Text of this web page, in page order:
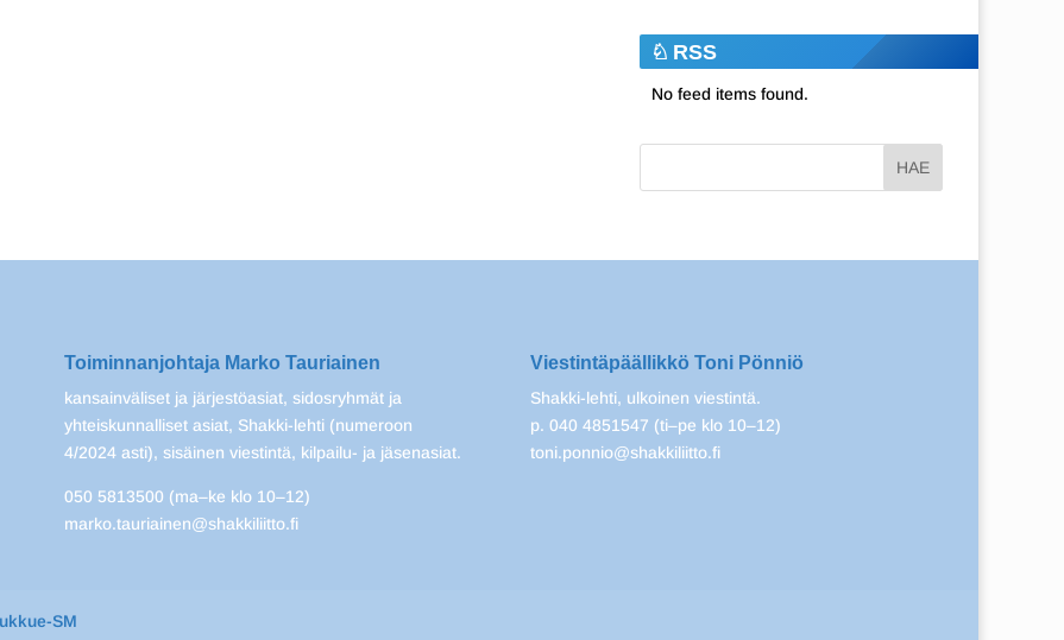
RSS
No feed items found.
Toiminnanjohtaja Marko Tauriainen
kansainväliset ja järjestöasiat, sidosryhmät ja
yhteiskunnalliset asiat, Shakki-lehti (numeroon
4/2024 asti), sisäinen viestintä, kilpailu- ja jäsenasiat.
050 5813500 (ma–ke klo 10–12)
marko.tauriainen@shakkiliitto.fi
Viestintäpäällikkö Toni Pönniö
Shakki-lehti, ulkoinen viestintä.
p. 040 4851547 (ti–pe klo 10–12)
toni.ponnio@shakkiliitto.fi
SM